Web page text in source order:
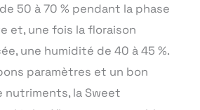
50 à 70 % pendant la phase
et, une fois la floraison
une humidité de 40 à 45 %.
paramètres et un bon
nutriments, la Sweet